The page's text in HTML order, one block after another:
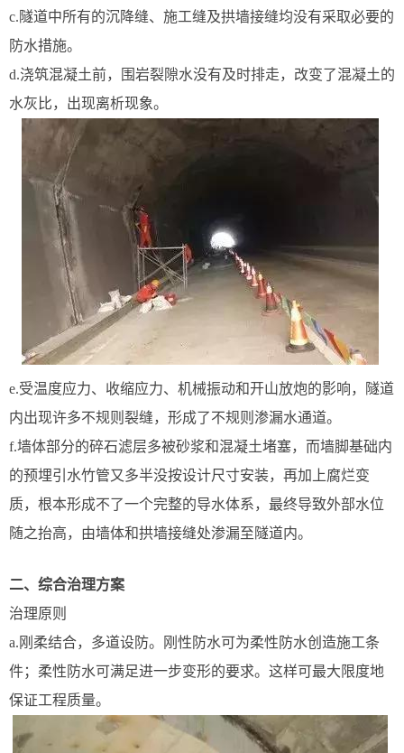
c.隧道中所有的沉降缝、施工缝及拱墙接缝均没有采取必要的
防水措施。
d.浇筑混凝土前，围岩裂隙水没有及时排走，改变了混凝土的
水灰比，出现离析现象。
e.受温度应力、收缩应力、机械振动和开山放炮的影响，隧道
内出现许多不规则裂缝，形成了不规则渗漏水通道。
f.墙体部分的碎石滤层多被砂浆和混凝土堵塞，而墙脚基础内
的预埋引水竹管又多半没按设计尺寸安装，再加上腐烂变
质，根本形成不了一个完整的导水体系，最终导致外部水位
随之抬高，由墙体和拱墙接缝处渗漏至隧道内。
二、综合治理方案
治理原则
a.刚柔结合，多道设防。刚性防水可为柔性防水创造施工条
件；柔性防水可满足进一步变形的要求。这样可最大限度地
保证工程质量。